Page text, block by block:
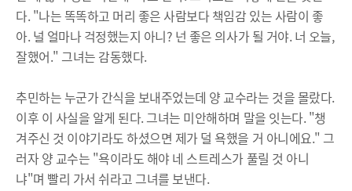
다. "나는 똑똑하고 머리 좋은 사람보다 책임감 있는 사람이 좋
아. 널 얼마나 걱정했는지 아니? 넌 좋은 의사가 될 거야. 너 오늘,
잘했어." 그녀는 감동했다.
추민하는 누군가 간식을 보내주었는데 양 교수라는 것을 몰랐다.
이후 이 사실을 알게 된다. 그녀는 미안해하며 말을 잇는다. "챙
겨주신 것 이야기라도 하셨으면 제가 덜 욕했을 거 아니에요." 그
러자 양 교수는 "욕이라도 해야 네 스트레스가 풀릴 것 아니
냐"며 빨리 가서 쉬라고 그녀를 보낸다.